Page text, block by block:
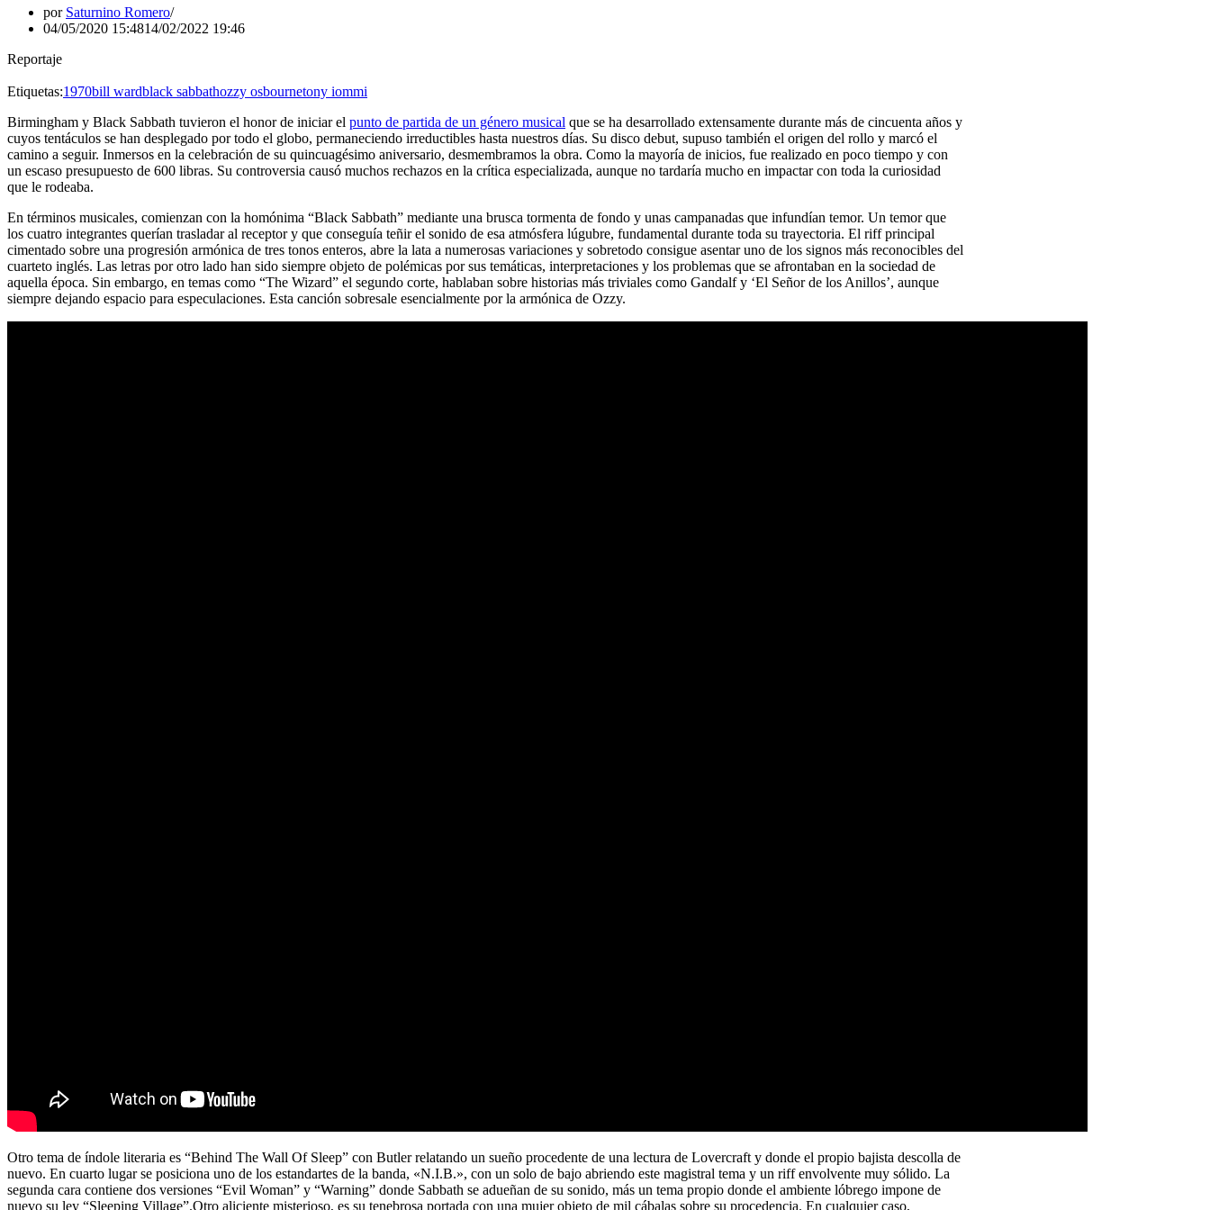
por Saturnino Romero
04/05/2020 15:4814/02/2022 19:46
Reportaje
Etiquetas:1970bill wardblack sabbathozzy osbournetony iommi
Birmingham y Black Sabbath tuvieron el honor de iniciar el punto de partida de un género musical que se ha desarrollado extensamente durante más de cincuenta años y
cuyos tentáculos se han desplegado por todo el globo, permaneciendo irreductibles hasta nuestros días. Su disco debut, supuso también el origen del rollo y marcó el
camino a seguir. Inmersos en la celebración de su quincuagésimo aniversario, desmembramos la obra. Como la mayoría de inicios, fue realizado en poco tiempo y con
un escaso presupuesto de 600 libras. Su controversia causó muchos rechazos en la crítica especializada, aunque no tardaría mucho en impactar con toda la curiosidad
que le rodeaba.
En términos musicales, comienzan con la homónima “Black Sabbath” mediante una brusca tormenta de fondo y unas campanadas que infundían temor. Un temor que
los cuatro integrantes querían trasladar al receptor y que conseguía teñir el sonido de esa atmósfera lúgubre, fundamental durante toda su trayectoria. El riff principal
cimentado sobre una progresión armónica de tres tonos enteros, abre la lata a numerosas variaciones y sobretodo consigue asentar uno de los signos más reconocibles del
cuarteto inglés. Las letras por otro lado han sido siempre objeto de polémicas por sus temáticas, interpretaciones y los problemas que se afrontaban en la sociedad de
aquella época. Sin embargo, en temas como “The Wizard” el segundo corte, hablaban sobre historias más triviales como Gandalf y ‘El Señor de los Anillos’, aunque
siempre dejando espacio para especulaciones. Esta canción sobresale esencialmente por la armónica de Ozzy.
Otro tema de índole literaria es “Behind The Wall Of Sleep” con Butler relatando un sueño procedente de una lectura de Lovercraft y donde el propio bajista descolla de
nuevo. En cuarto lugar se posiciona uno de los estandartes de la banda, «N.I.B.», con un solo de bajo abriendo este magistral tema y un riff envolvente muy sólido. La
segunda cara contiene dos versiones “Evil Woman” y “Warning” donde Sabbath se adueñan de su sonido, más un tema propio donde el ambiente lóbrego impone de
nuevo su ley “Sleeping Village”.Otro aliciente misterioso, es su tenebrosa portada con una mujer objeto de mil cábalas sobre su procedencia. En cualquier caso,